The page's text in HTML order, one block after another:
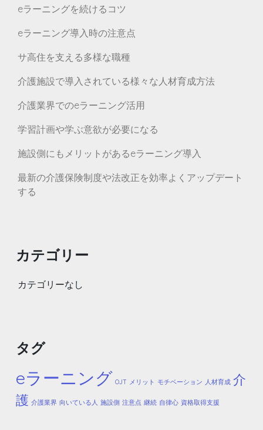
eラーニングを続けるコツ
eラーニング導入時の注意点
サ高住を支える多様な職種
介護施設で導入されている様々な人材育成方法
介護業界でのeラーニング活用
学習計画や学ぶ意欲が必要になる
施設側にもメリットがあるeラーニング導入
最新の介護保険制度や法改正を効率よくアップデート
する
カテゴリー
カテゴリーなし
タグ
eラーニング OJT メリット モチベーション 人材育成 介
護 介護業界 向いている人 施設側 注意点 継続 自律心 資格取得支援